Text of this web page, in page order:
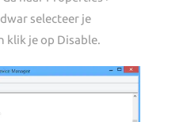
selecteer je
klik je op Disable.